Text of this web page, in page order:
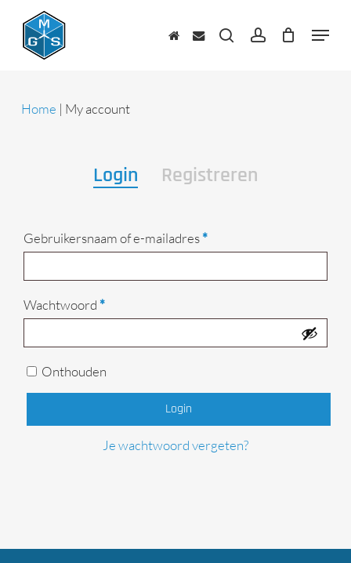
content
zoekenaccount Menu
Home | My account
Login Registreren
Gebruikersnaam of e-mailadres*Vereist
Wachtwoord *Vereist
Onthouden
Login
Je wachtwoord vergeten?